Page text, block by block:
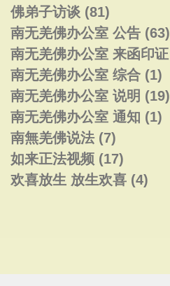
佛弟子访谈 (81)
南无羌佛办公室 公告 (63)
南无羌佛办公室 来函印证
南无羌佛办公室 综合 (1)
南无羌佛办公室 说明 (19)
南无羌佛办公室 通知 (1)
南無羌佛说法 (7)
如来正法视频 (17)
欢喜放生 放生欢喜 (4)